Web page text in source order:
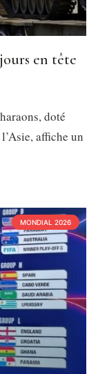
en tête
doté
affiche un
MONDIAL 2026